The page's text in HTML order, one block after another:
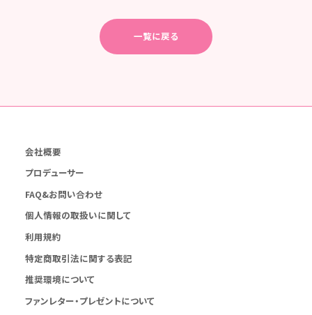
一覧に戻る
会社概要
プロデューサー
FAQ&お問い合わせ
個人情報の取扱いに関して
利用規約
特定商取引法に関する表記
推奨環境について
ファンレター・プレゼントについて